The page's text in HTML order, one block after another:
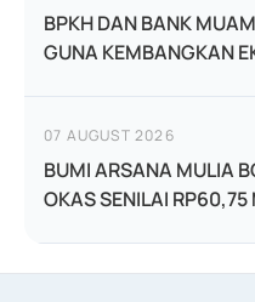
BPKH DAN BANK
GUNA KEMBANGKAN
07 AUGUST 2026
BUMI ARSANA MULIA
OKAS SENILAI RP60,75